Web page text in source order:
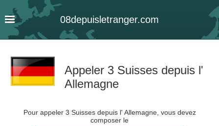
08depuisletranger.com
Appeler 3 Suisses depuis l'
Allemagne
Pour appeler 3 Suisses depuis l' Allemagne, vous devez
composer le